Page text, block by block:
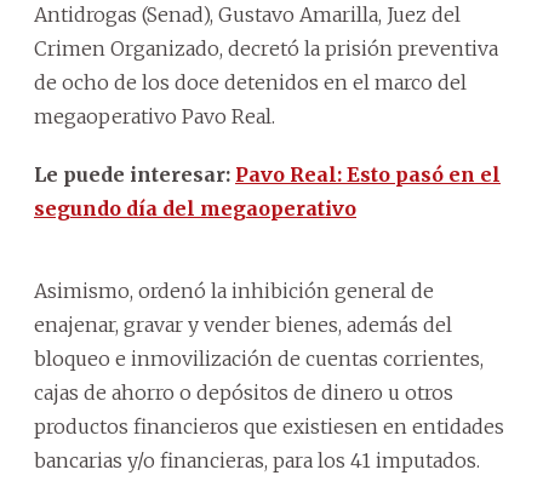
Antidrogas (Senad), Gustavo Amarilla, Juez del
Crimen Organizado, decretó la prisión preventiva
de ocho de los doce detenidos en el marco del
megaoperativo Pavo Real.
Le puede interesar: Pavo Real: Esto pasó en el
segundo día del megaoperativo
Asimismo, ordenó la inhibición general de
enajenar, gravar y vender bienes, además del
bloqueo e inmovilización de cuentas corrientes,
cajas de ahorro o depósitos de dinero u otros
productos financieros que existiesen en entidades
bancarias y/o financieras, para los 41 imputados.